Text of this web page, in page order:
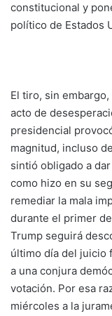
constitucional y
político de Estados
El tiro, sin
acto de
presidencial
magnitud, incluso
sintió obligado a
como hizo en su
remediar la mala
durante el primer
Trump seguirá
último día del juicio
a una conjura
votación. Por esa
miércoles a la